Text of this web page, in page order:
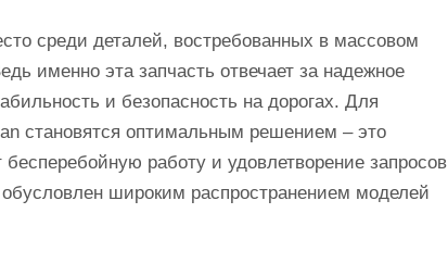
среди деталей, востребованных в массовом
именно эта запчасть отвечает за надежное
и безопасность на дорогах. Для
становятся оптимальным решением – это
работу и удовлетворение запросов
широким распространением моделей